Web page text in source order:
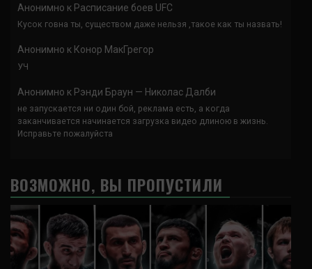
Анонимно к Расписание боев UFC
Кусок говна ты, существом даже нельзя ,такое как ты назвать!
Анонимно к Конор МакГрегор
УЧ
Анонимно к Рэнди Браун — Николас Далби
не запускается ни один бой, реклама есть, а когда
заканчивается начинается загрузка видео длиною в жизнь.
Исправьте пожалуйста
ВОЗМОЖНО, ВЫ ПРОПУСТИЛИ